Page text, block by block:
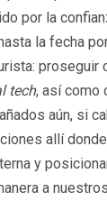
por la
la fecha
tech, así como
aún, si
allí
y
a